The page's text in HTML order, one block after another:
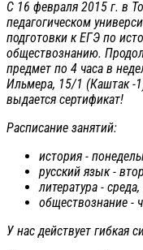
С 16 февраля 2015 г. в
педагогическом
подготовки к ЕГЭ по
обществознанию.
предмет по 4 часа в
Ильмера, 15/1 (Каштак -
выдается сертификат!
Расписание занятий:
история -
русский язык -
литература -
обществознание -
У нас действует гибкая